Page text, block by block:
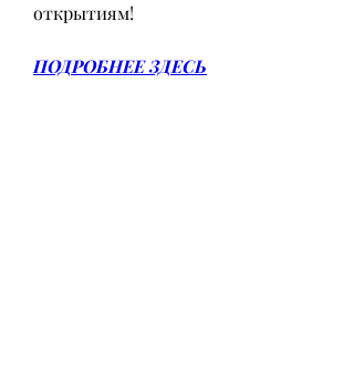
открытиям!
ПОДРОБНЕЕ ЗДЕСЬ